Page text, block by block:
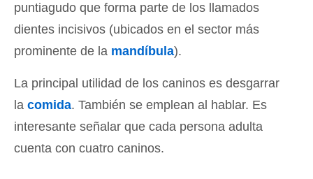
puntiagudo que forma parte de los llamados
dientes incisivos (ubicados en el sector más
prominente de la mandíbula).
La principal utilidad de los caninos es desgarrar
la comida. También se emplean al hablar. Es
interesante señalar que cada persona adulta
cuenta con cuatro caninos.